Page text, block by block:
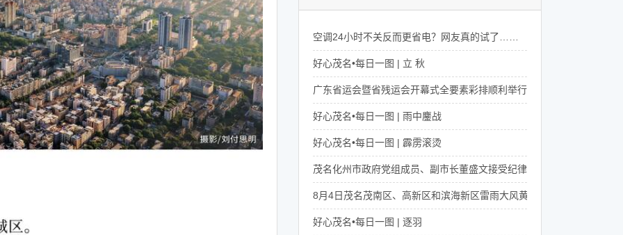
空调24小时不关反而更省电？网友真的试了……
好心茂名•每日一图 | 立 秋
广东省运会暨省残运会开幕式全要素彩排顺利举行，亮点抢先看！
好心茂名•每日一图 | 雨中鏖战
好心茂名•每日一图 | 霹雳滚烫
茂名化州市政府党组成员、副市长董盛文接受纪律审查和监察调查
8月4日茂名茂南区、高新区和滨海新区雷雨大风黄色预警
好心茂名•每日一图 | 逐羽